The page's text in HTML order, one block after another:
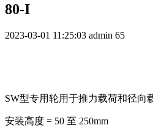
80-I
2023-03-01 11:25:03 admin 65
SW型专用轮用于推力载荷和径向
安装高度 = 50 至 250mm